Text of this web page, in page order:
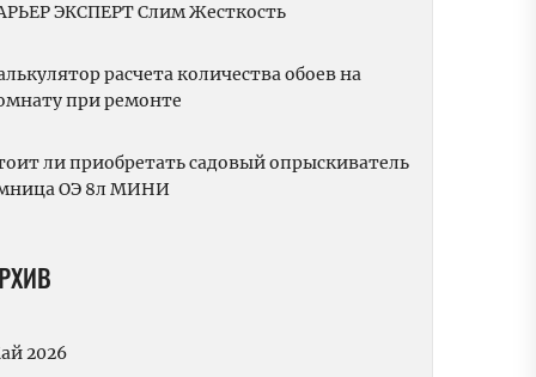
ЭКСПЕРТ Слим Жесткость
расчета количества обоев на
при ремонте
ли приобретать садовый опрыскиватель
ОЭ 8л МИНИ
2026